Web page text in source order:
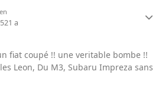
21 a
fiat coupé !! une veritable bombe !!
Leon, Du M3, Subaru Impreza sans